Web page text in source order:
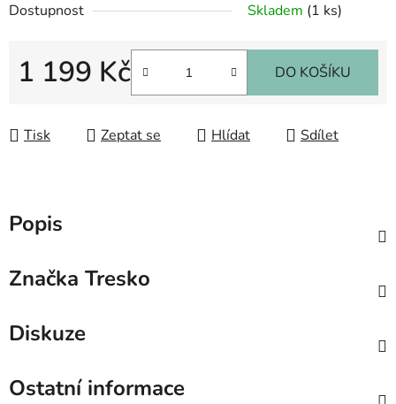
Dostupnost Skladem (1 ks)
1 199 Kč DO KOŠÍKU
Tisk Zeptat se Hlídat Sdílet
Popis
Značka Tresko
Diskuze
Ostatní informace